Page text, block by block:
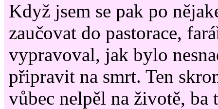
Když jsem se pak po
zaučovat do pastorace,
vypravoval, jak bylo
připravit na smrt. Ten
vůbec nelpěl na životě, ba